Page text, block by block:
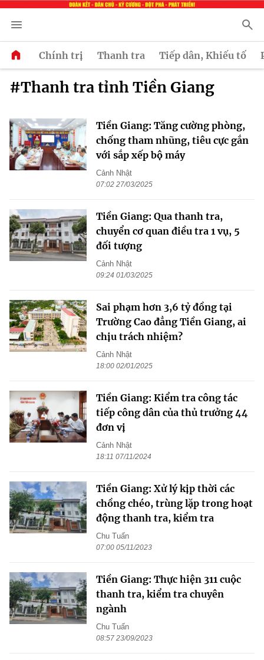
Chính trị Thanh tra Tiếp dân, Khiếu tố
#Thanh tra tỉnh Tiền Giang
Tiền Giang: Tăng cường phòng,
chống tham nhũng, tiêu cực gắn
với sắp xếp bộ máy
Cảnh Nhật
07:02 27/03/2025
Tiền Giang: Qua thanh tra,
chuyển cơ quan điều tra 1 vụ, 5
đối tượng
Cảnh Nhật
09:24 01/03/2025
Sai phạm hơn 3,6 tỷ đồng tại
Trường Cao đẳng Tiền Giang, ai
chịu trách nhiệm?
Cảnh Nhật
18:00 02/01/2025
Tiền Giang: Kiểm tra công tác
tiếp công dân của thủ trưởng 44
đơn vị
Cảnh Nhật
18:11 07/11/2024
Tiền Giang: Xử lý kịp thời các
chồng chéo, trùng lặp trong hoạt
động thanh tra, kiểm tra
Chu Tuấn
07:00 05/11/2023
Tiền Giang: Thực hiện 311 cuộc
thanh tra, kiểm tra chuyên
ngành
Chu Tuấn
08:57 23/09/2023